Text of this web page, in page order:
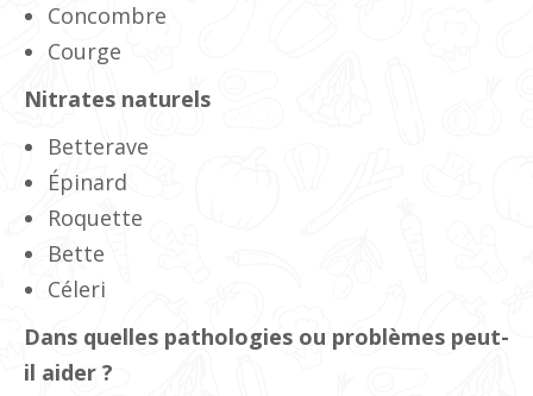
Concombre
Courge
Nitrates naturels
Betterave
Épinard
Roquette
Bette
Céleri
Dans quelles pathologies ou problèmes peut-
il aider ?